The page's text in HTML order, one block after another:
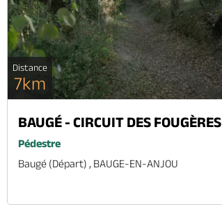
Distance
7km
BAUGÉ - CIRCUIT DES FOUGÈRES
Pédestre
Baugé (départ) , BAUGE-EN-ANJOU